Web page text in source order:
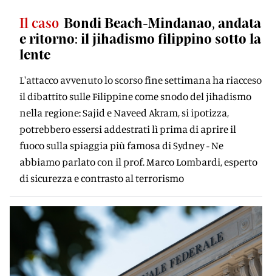
Il caso Bondi Beach-Mindanao, andata
e ritorno: il jihadismo filippino sotto la
lente
L'attacco avvenuto lo scorso fine settimana ha riacceso
il dibattito sulle Filippine come snodo del jihadismo
nella regione: Sajid e Naveed Akram, si ipotizza,
potrebbero essersi addestrati lì prima di aprire il
fuoco sulla spiaggia più famosa di Sydney - Ne
abbiamo parlato con il prof. Marco Lombardi, esperto
di sicurezza e contrasto al terrorismo